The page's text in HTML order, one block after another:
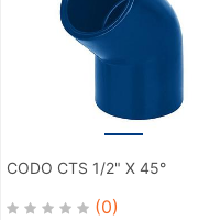
CODO CTS 1/2" X 45°
(0)